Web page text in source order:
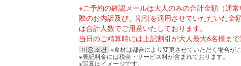
※ご予約の確認メールは大人のみの合計金額（通
際のお内訳及び、割引を適用させていただいた金
は合計人数でご用意いたしております。
当日のご精算時には上記割引が大人最大6名様まで
이용 조건 ※食材は都合により変更させていただく場合がご
※表記料金には税金・サービス料が含まれております。
※写真はイメージです。